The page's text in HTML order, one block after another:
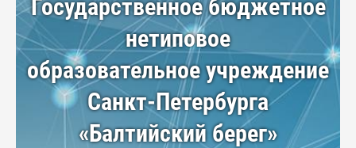
Государственное бюджетное
нетиповое
образовательное учреждение
Санкт-Петербурга
«Балтийский берег»